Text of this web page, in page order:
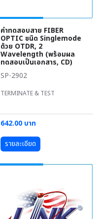
ค่าทดสอบสาย FIBER
OPTIC ชนิด Singlemode
ด้วย OTDR, 2
Wavelength (พร้อมผล
ทดสอบเป็นเอกสาร, CD)
SP-2902
TERMINATE & TEST
642.00 บาท
รายละเอียด